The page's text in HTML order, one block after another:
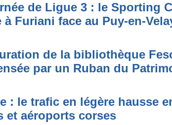
de Ligue 3 : le Sporting
Furiani face au Puy-en-
de la bibliothèque
par un Ruban du
: le trafic en légère hausse
et aéroports corses